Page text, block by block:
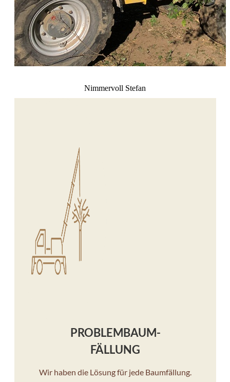
Nimmervoll Stefan
PROBLEMBAUM-
FÄLLUNG
Wir haben die Lösung für jede Baumfällung.